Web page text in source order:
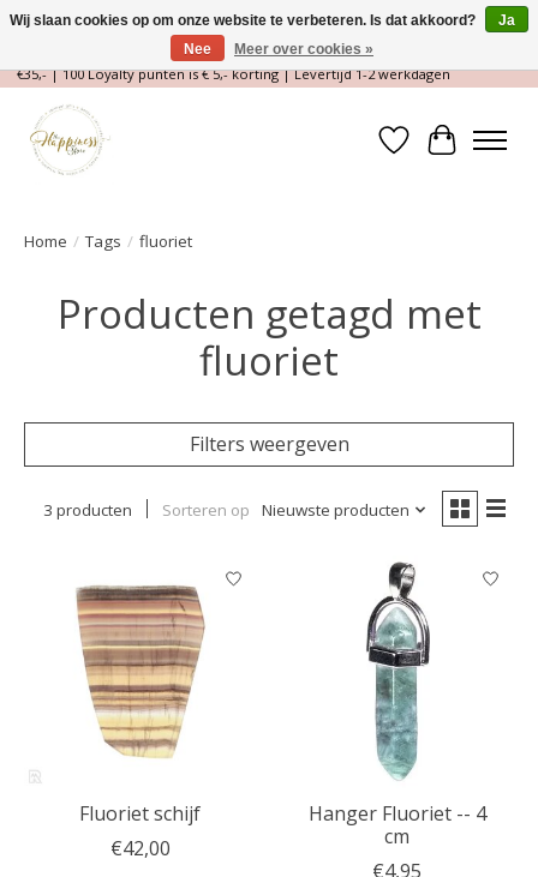
Magische Conceptstore, Edelstenen & Spirituele winkel | Gratis verzending >
€35,- | 100 Loyalty punten is € 5,- korting | Levertijd 1-2 werkdagen
Verlanglijst
Home / Tags / fluoriet
Producten getagd met
fluoriet
Filters weergeven
3 producten Sorteren op Nieuwste producten
Fluoriet schijf
€42,00
Hanger Fluoriet -- 4
cm
€4,95
Wij slaan cookies op om onze website te verbeteren. Is dat akkoord?
Ja
Nee
Meer over cookies »